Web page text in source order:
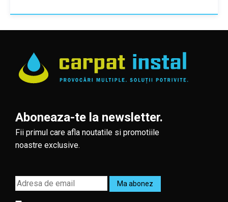
Aboneaza-te la newsletter.
Fii primul care afla noutatile si promotiile
noastre exclusive.